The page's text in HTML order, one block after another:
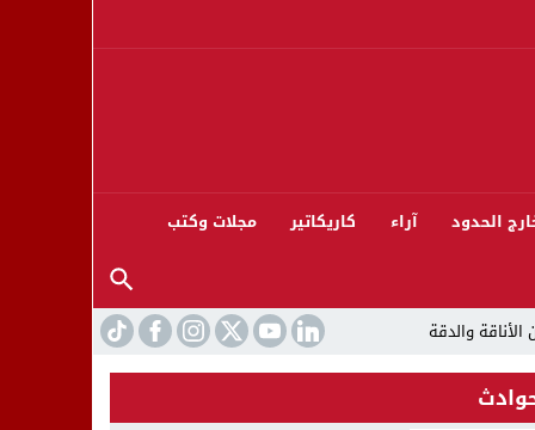
الحدود آراء كاريكاتير مجلات وكتب